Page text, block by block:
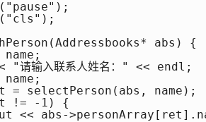
abs) {
输入联系人姓名：" << endl;
name);
-1) {
>personArray[ret].name